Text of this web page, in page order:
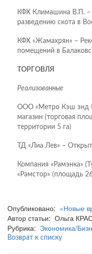
КФХ Климашина В.П. –
разведению скота в
КФХ «Жамахрян» –
помещений в
ТОРГОВЛЯ
Реализованные
ООО «Метро Кэш энд
магазин (торговая
территории 5 га)
ТД «Лиа Лев» –
Компания «Рамэнка»
«Рамстор» (площадь
Опубликовано: «Новые
Автор статьи: Ольга
Рубрика: Экономика/
Возврат к списку